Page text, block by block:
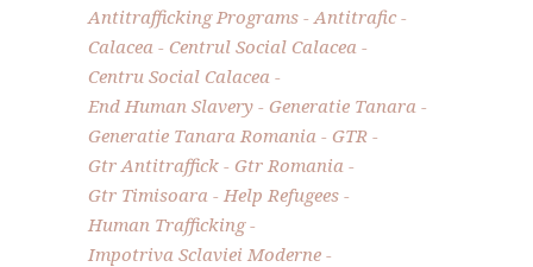
Antitrafficking Programs
Antitrafic
Calacea
Centrul Social Calacea
Centru Social Calacea
End Human Slavery
Generatie Tanara
Generatie Tanara Romania
GTR
Gtr Antitraffick
Gtr Romania
Gtr Timisoara
Help Refugees
Human Trafficking
Impotriva Sclaviei Moderne